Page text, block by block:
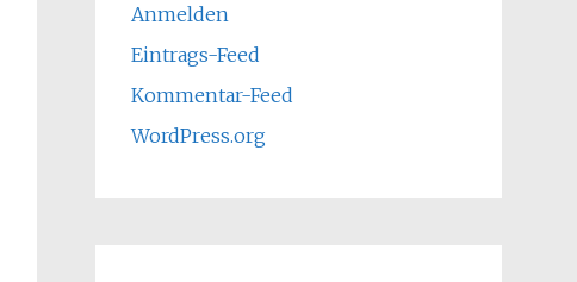
Anmelden
Eintrags-Feed
Kommentar-Feed
WordPress.org